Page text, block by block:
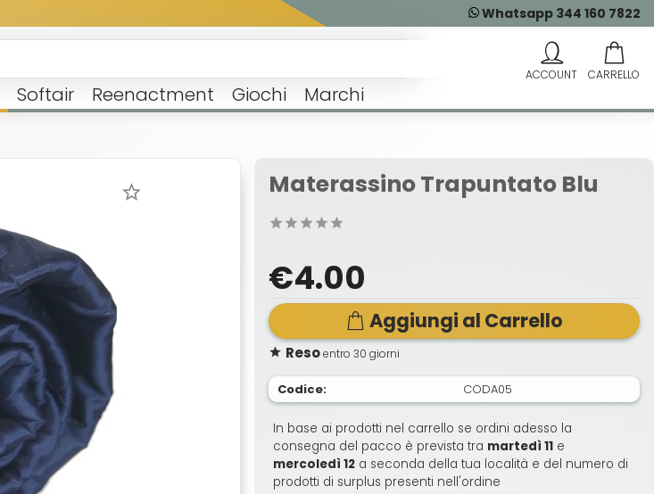
Whatsapp 344 160 7822
Softair Reenactment Giochi Marchi
Materassino Trapuntato Blu
€4.00
Aggiungi al Carrello
Resoentro 30 giorni
Codice: CODA05
In base ai prodotti nel carrello se ordini adesso la
consegna del pacco è prevista tra martedì 11 e
mercoledì 12 a seconda della tua località e del numero di
prodotti di surplus presenti nell'ordine